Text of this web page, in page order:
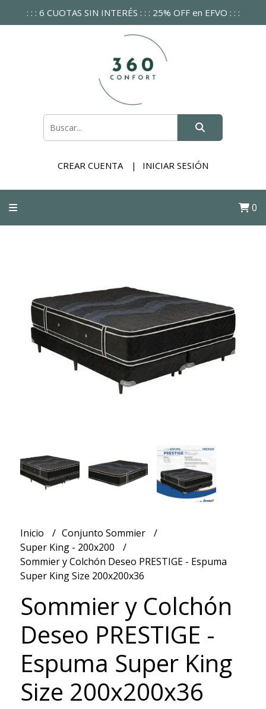
: : : 6 CUOTAS SIN INTERÉS : : : 25% OFF en EFVO : : :
CREAR CUENTA INICIAR SESIÓN
0
Inicio
Conjunto Sommier
Super King - 200x200
Sommier y Colchón Deseo PRESTIGE - Espuma
Super King Size 200x200x36
Sommier y Colchón
Deseo PRESTIGE -
Espuma Super King
Size 200x200x36